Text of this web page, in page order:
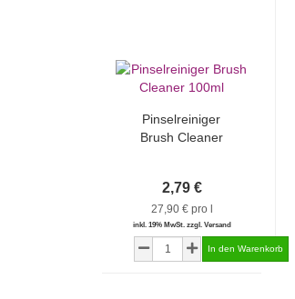
Pinselreiniger
Brush Cleaner
2,79 €
27,90 € pro l
inkl. 19% MwSt. zzgl. Versand